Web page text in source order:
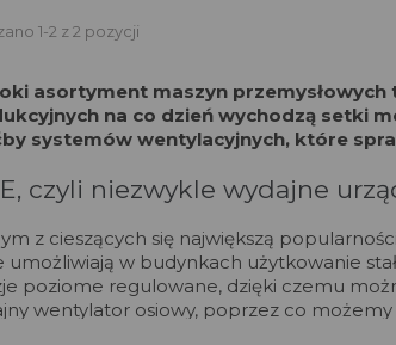
1-2 z 2 pozycji
asortyment maszyn
na co dzień wychodzą setki
systemów wentylacyjnych, które
czyli niezwykle wydajne
z cieszących się największą
umożliwiają w budynkach użytkowanie
poziome regulowane, dzięki czemu
wentylator osiowy, poprzez co